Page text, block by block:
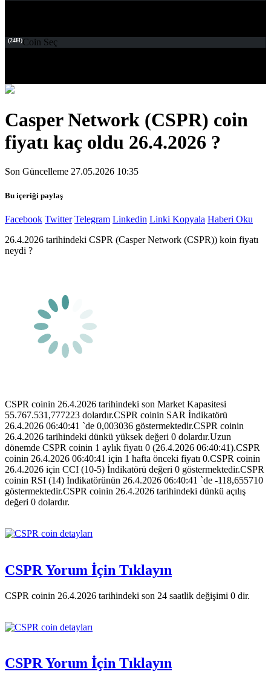
(24H)Coin Seç
Casper Network (CSPR) coin
fiyatı kaç oldu 26.4.2026 ?
Son Güncelleme 27.05.2026 10:35
Bu içeriği paylaş
Facebook Twitter Telegram Linkedin Linki Kopyala Haberi Oku
26.4.2026 tarihindeki CSPR (Casper Network (CSPR)) koin fiyatı
neydi ?
CSPR coinin 26.4.2026 tarihindeki son Market Kapasitesi
55.767.531,777223 dolardır.CSPR coinin SAR İndikatörü
26.4.2026 06:40:41 `de 0,003036 göstermektedir.CSPR coinin
26.4.2026 tarihindeki dünkü yüksek değeri 0 dolardır.Uzun
dönemde CSPR coinin 1 aylık fiyatı 0 (26.4.2026 06:40:41).CSPR
coinin 26.4.2026 06:40:41 için 1 hafta önceki fiyatı 0.CSPR coinin
26.4.2026 için CCI (10-5) İndikatörü değeri 0 göstermektedir.CSPR
coinin RSI (14) İndikatörünün 26.4.2026 06:40:41 `de -118,655710
göstermektedir.CSPR coinin 26.4.2026 tarihindeki dünkü açılış
değeri 0 dolardır.
CSPR Yorum İçin Tıklayın
CSPR coinin 26.4.2026 tarihindeki son 24 saatlik değişimi 0 dir.
CSPR Yorum İçin Tıklayın